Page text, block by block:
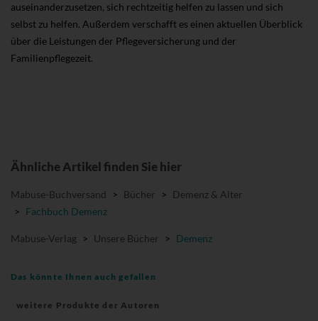
auseinanderzusetzen, sich rechtzeitig helfen zu lassen und sich
selbst zu helfen. Außerdem verschafft es einen aktuellen Überblick
über die Leistungen der Pflegeversicherung und der
Familienpflegezeit.
Ähnliche Artikel finden Sie hier
Mabuse-Buchversand > Bücher > Demenz & Alter
> Fachbuch Demenz
Mabuse-Verlag > Unsere Bücher > Demenz
Das könnte Ihnen auch gefallen
weitere Produkte der Autoren